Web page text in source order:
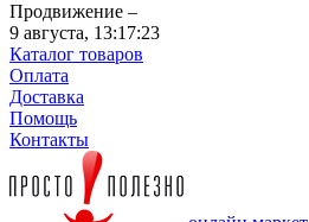
Продвижение –
9 августа, 13:17:23
Каталог товаров
Оплата
Доставка
Помощь
Контакты